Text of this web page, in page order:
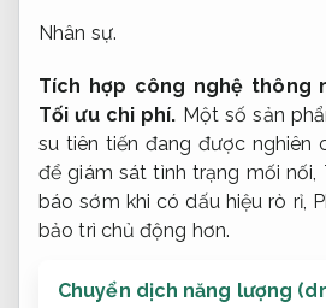
Nhân sự.
Tích hợp công nghệ thông
Tối ưu chi phí. Một số sản
su tiên tiến đang được nghiên
để giám sát tình trạng mối nối,
báo sớm khi có dấu hiệu rò rỉ,
bảo trì chủ động hơn.
Chuyển dịch năng lượng